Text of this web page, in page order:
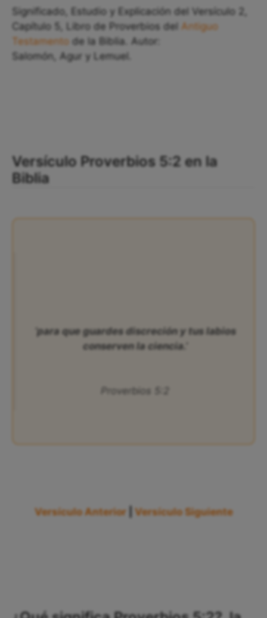
Significado, Estudio y Explicación del Versículo 2,
Capítulo 5, Libro de Proverbios del Antiguo
Testamento de la Biblia. Autor:
Salomón, Agur y Lemuel.
Versículo Proverbios 5:2 en la
Biblia
‘para que guardes discreción y tus labios
conserven la ciencia.’
Proverbios 5:2
Versículo Anterior Versículo Siguiente